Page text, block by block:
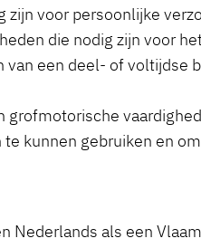
zijn voor persoonlijke
die nodig zijn voor
een deel- of voltijdse
grofmotorische
kunnen gebruiken en
Nederlands als een